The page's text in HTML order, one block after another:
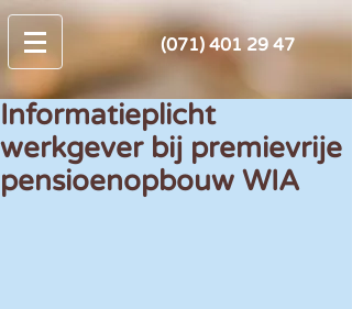
(071) 401 29 47
Informatieplicht
werkgever bij premievrije
pensioenopbouw WIA